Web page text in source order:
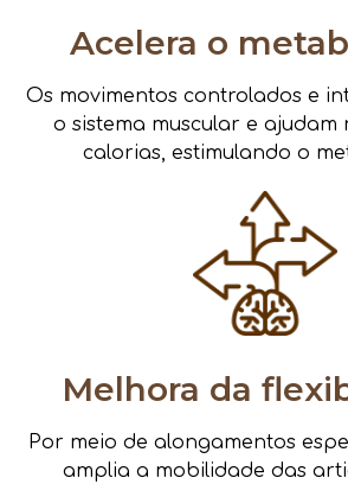
Acelera o
Os movimentos controlados e
o sistema muscular e ajudam
calorias, estimulando o
Melhora da
Por meio de alongamentos
amplia a mobilidade das